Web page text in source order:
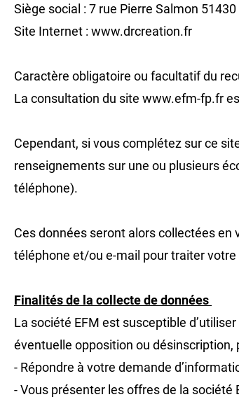
Siège social : 7 rue Pierre Salmon 51430
Site Internet : www.drcreation.fr
Caractère obligatoire ou facultatif du
La consultation du site www.efm-fp.fr
Cependant, si vous complétez sur ce
renseignements sur une ou plusieurs
téléphone).
Ces données seront alors collectées
téléphone et/ou e-mail pour traiter
Finalités de la collecte de données
La société EFM est susceptible
éventuelle opposition ou désinscription,
- Répondre à votre demande
- Vous présenter les offres de la société